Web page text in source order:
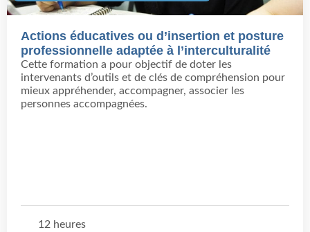
Actions éducatives ou d’insertion et posture
professionnelle adaptée à l’interculturalité
Cette formation a pour objectif de doter les
intervenants d’outils et de clés de compréhension pour
mieux appréhender, accompagner, associer les
personnes accompagnées.
12 heures